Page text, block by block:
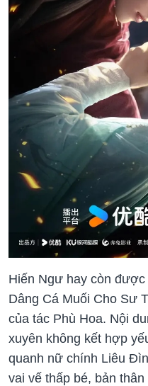
Hiến Ngư hay còn
Dâng Cá Muối Cho Sư
của tác Phù Hoa. Nội
xuyên không kết hợp
quanh nữ chính Liêu
vai vế thấp bé, bản